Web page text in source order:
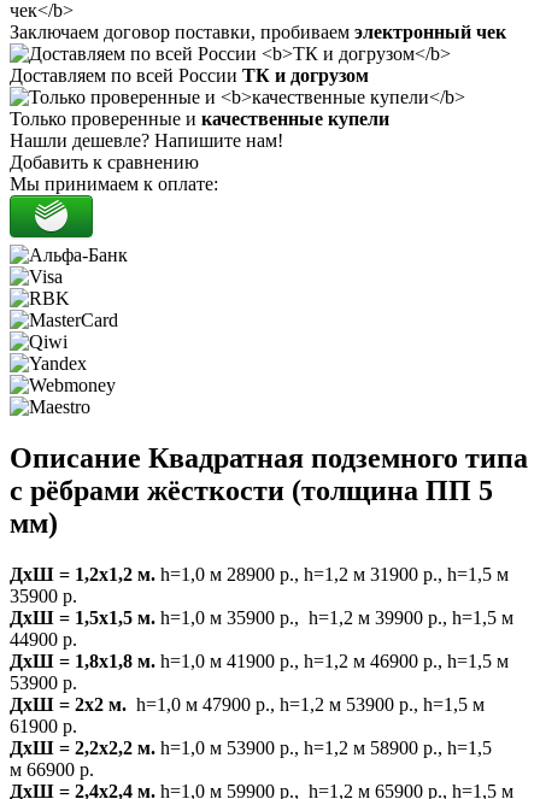
Заключаем договор поставки, пробиваем электронный чек
Доставляем по всей России ТК и догрузом
Только проверенные и качественные купели
Нашли дешевле? Напишите нам!
Добавить к сравнению
Мы принимаем к оплате:
Описание Квадратная подземного типа
с рёбрами жёсткости (толщина ПП 5
мм)
ДхШ = 1,2х1,2 м. h=1,0 м 28900 р., h=1,2 м 31900 р., h=1,5 м
35900 р.
ДхШ = 1,5х1,5 м. h=1,0 м 35900 р., h=1,2 м 39900 р., h=1,5 м
44900 р.
ДхШ = 1,8х1,8 м. h=1,0 м 41900 р., h=1,2 м 46900 р., h=1,5 м
53900 р.
ДхШ = 2х2 м. h=1,0 м 47900 р., h=1,2 м 53900 р., h=1,5 м
61900 р.
ДхШ = 2,2х2,2 м. h=1,0 м 53900 р., h=1,2 м 58900 р., h=1,5
м 66900 р.
ДхШ = 2,4х2,4 м. h=1,0 м 59900 р., h=1,2 м 65900 р., h=1,5 м